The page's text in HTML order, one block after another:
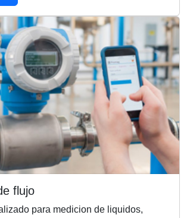
flujo
para medicion de liquidos,